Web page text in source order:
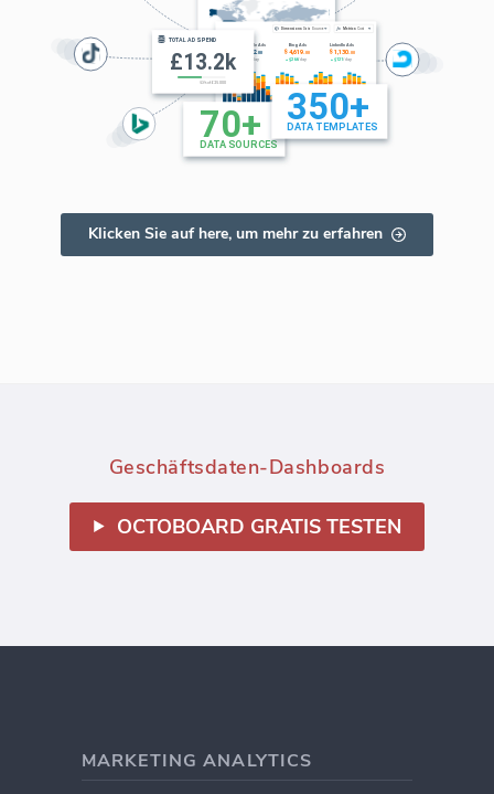
Klicken Sie auf here, um mehr zu erfahren
Geschäftsdaten-Dashboards
OCTOBOARD GRATIS TESTEN
MARKETING ANALYTICS